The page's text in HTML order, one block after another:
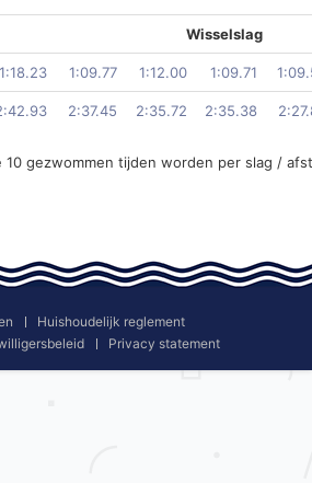
Wisselslag
1:18.23 1:09.77 1:12.00 1:09.71
2:37.45 2:35.72 2:35.38
10 gezwommen tijden worden per slag /
Huishoudelijk reglement
Privacy statement